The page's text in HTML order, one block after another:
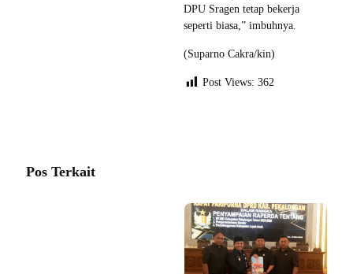
DPU Sragen tetap bekerja
seperti biasa,” imbuhnya.
(Suparno Cakra/kin)
Post Views: 362
Pos Terkait